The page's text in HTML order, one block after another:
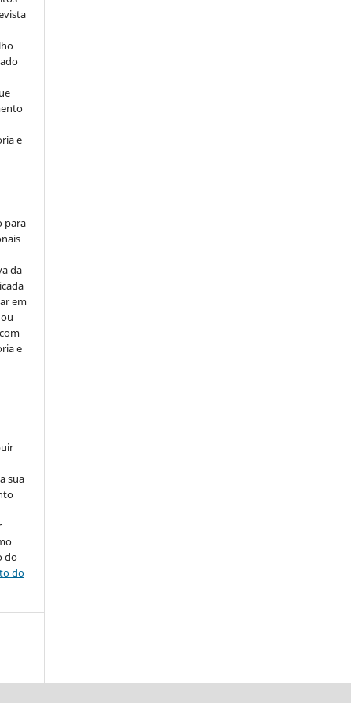
e
para
da
em
e
sua
do
do